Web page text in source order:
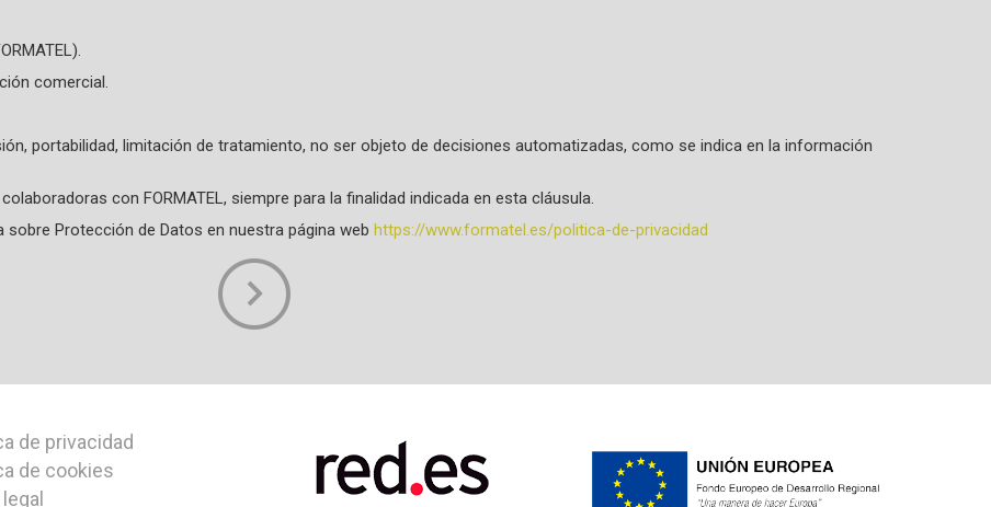
comercial.
portabilidad, limitación de tratamiento, no ser objeto de decisiones automatizadas, como se indica en la información
con FORMATEL, siempre para la finalidad indicada en esta cláusula.
Protección de Datos en nuestra página web https://www.formatel.es/politica-de-privacidad
de privacidad
de cookies